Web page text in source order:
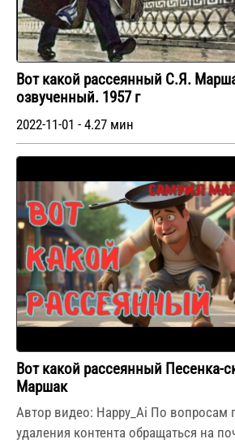
Вот какой рассеянный С.Я.
озвученный. 1957 г
2022-11-01 - 4.27 мин
Вот какой рассеянный Песенка-
Маршак
Автор видео: Happy_Ai По вопросам
удаления контента обращаться на